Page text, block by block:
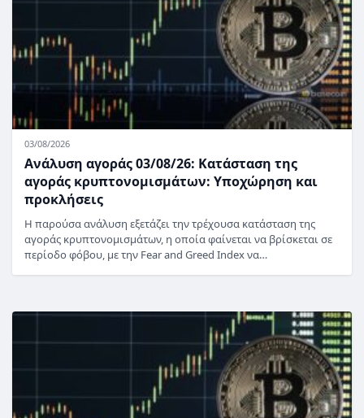
03/08/2026
Ανάλυση αγοράς 03/08/26: Κατάσταση της
αγοράς κρυπτονομισμάτων: Υποχώρηση και
προκλήσεις
Η παρούσα ανάλυση εξετάζει την τρέχουσα κατάσταση της
αγοράς κρυπτονομισμάτων, η οποία φαίνεται να βρίσκεται σε
περίοδο φόβου, με την Fear and Greed Index να…